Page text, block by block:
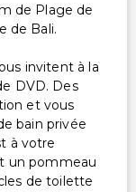
de Plage de
de Bali.
invitent à la
DVD. Des
et vous
bain privée
à votre
un pommeau
de toilette